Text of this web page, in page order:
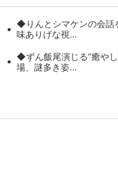
◆りんとシマケンの会話
味ありげな視…
◆ずん飯尾演じる“癒や
場、謎多き姿…